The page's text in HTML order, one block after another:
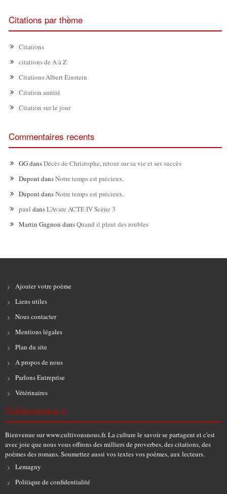
Citations par thème
Citations
citations de A à Z
Citations Albert Einstein
Citation amitié
Citation sur le jour
Commentaires recents
GGdansDécès de Christophe, retour sur sa vie et ses succès
DupontdansNotre temps est précieux.
DupontdansNotre temps est précieux.
paul dansL’Avare ACTE IV Scène 3
Martin Gagnon dansQuand il pleut des roubles
Ajouter votre poème
Liens utiles
Nous contacter
Mentions légales
Plan du site
A propos de nous
Parlons Entreprise
Vétérinaires
Cultivonsnous.fr
Bienvenue sur www.cultivonsnous.fr. La culture le savoir se partagent et c'est
avec joie que nous vous offrons des milliers de proverbes, des citations, des
poèmes des romans. Soumettez aussi vos textes vos poèmes, aux lecteurs.
Lemagny
Politique de confidentialité